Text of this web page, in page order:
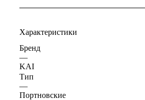
Характеристики
Бренд
—
KAI
Тип
—
Портновские